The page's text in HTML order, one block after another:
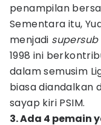
penampilan
Sementara itu,
menjadi supersub
1998 ini
dalam semusim
biasa diandalkan
sayap kiri PSIM.
3. Ada 4 pemain